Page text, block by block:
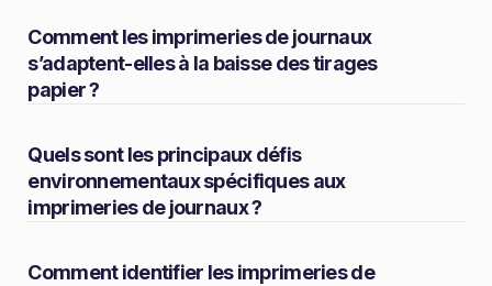
Comment les imprimeries de journaux
s’adaptent-elles à la baisse des tirages
papier ?
Quels sont les principaux défis
environnementaux spécifiques aux
imprimeries de journaux ?
Comment identifier les imprimeries de